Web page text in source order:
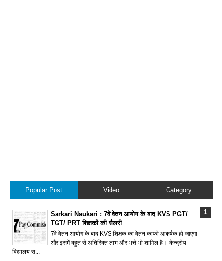
Popular Post Video Category
Sarkari Naukari : 7वें वेतन आयोग के बाद KVS PGT/
TGT/ PRT शिक्षकों की सैलरी
7वें वेतन आयोग के बाद KVS शिक्षक का वेतन काफी आकर्षक हो जाएगा
और इसमें बहुत से अतिरिक्त लाभ और भत्ते भी शामिल हैं। केन्द्रीय
विद्यालय स...